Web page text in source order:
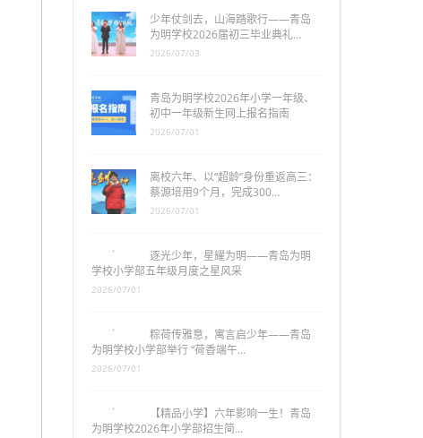
少年仗剑去，山海踏歌行——青岛
为明学校2026届初三毕业典礼…
2026/07/03
青岛为明学校2026年小学一年级、
初中一年级新生网上报名指南
2026/07/01
离校六年、以“超龄”身份重返高三：
蔡源培用9个月，完成300…
2026/07/01
逐光少年，星耀为明——青岛为明
学校小学部五年级月度之星风采
粽荷传雅意，寓言启少年——青岛
为明学校小学部举行 “荷香端午…
【精品小学】六年影响一生！青岛
为明学校2026年小学部招生简…